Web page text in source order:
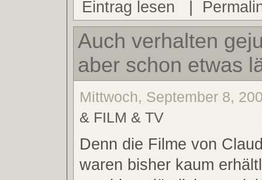
Eintrag lesen
Auch verhalten
aber schon etwas
Mittwoch, September 8,
& FILM & TV
Denn die Filme von
waren bisher kaum